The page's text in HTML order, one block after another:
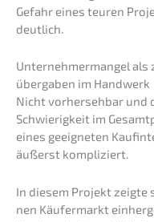
Gefahr eines teuren
deutlich.
Unter­neh­mer­man­gel
über­ga­ben im Handwerk
Nicht vorher­seh­bar und
Schwie­rig­keit im
eines geeig­ne­ten
äußerst kompliziert.
In diesem Projekt
nen Käufer­markt